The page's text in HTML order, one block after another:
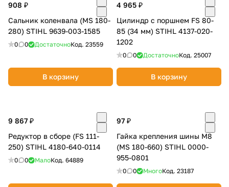
908 ₽
Сальник коленвала (MS 180-
280) STIHL 9639-003-1585
0 0 ДостаточноКод. 23559
В корзину
4 965 ₽
Цилиндр с поршнем FS 80-
85 (34 мм) STIHL 4137-020-
1202
0 0 ДостаточноКод. 25007
В корзину
9 867 ₽
Редуктор в сборе (FS 111-
250) STIHL 4180-640-0114
0 0 МалоКод. 64889
97 ₽
Гайка крепления шины M8
(MS 180-660) STIHL 0000-
955-0801
0 0 МногоКод. 23187